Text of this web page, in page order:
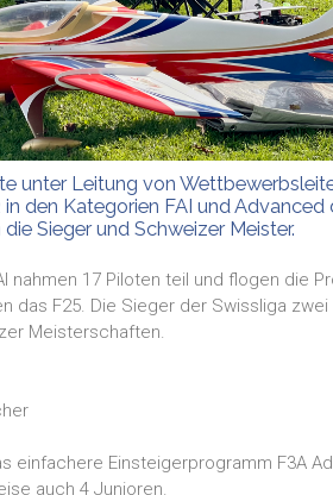
unter Leitung von
in den Kategorien FAI und Advanced
Sieger und Schweizer Meister.
nahmen 17 Piloten teil und flogen die
das F25. Die Sieger der Swissliga
Meisterschaften.
einfachere Einsteigerprogramm F3A
auch 4 Junioren.